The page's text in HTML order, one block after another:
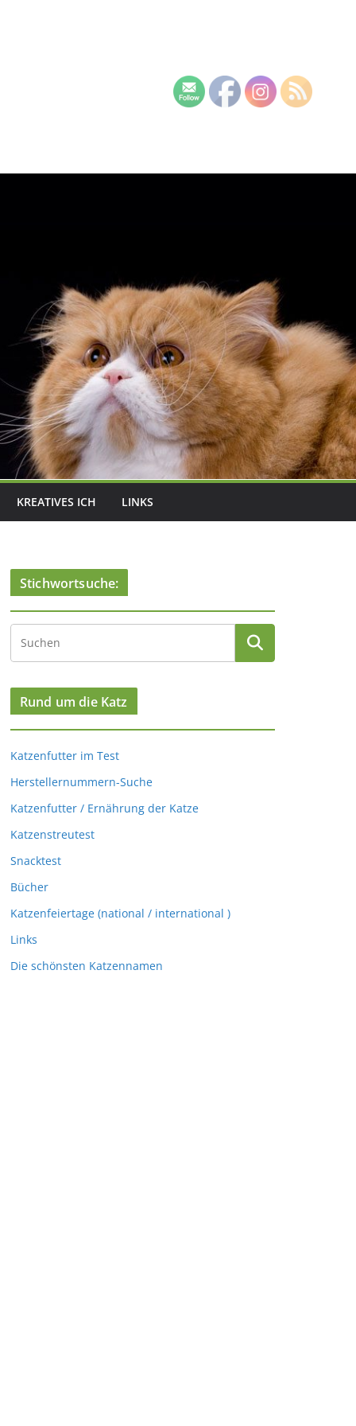
KREATIVES ICH LINKS
Stichwortsuche:
Rund um die Katz
Katzenfutter im Test
Herstellernummern-Suche
Katzenfutter / Ernährung der Katze
Katzenstreutest
Snacktest
Bücher
Katzenfeiertage (national / international )
Links
Die schönsten Katzennamen